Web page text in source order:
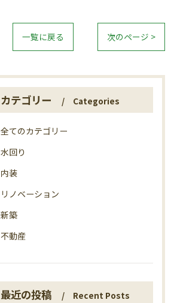
一覧に戻る 次のページ >
カテゴリー Categories
全てのカテゴリー
水回り
内装
リノベーション
新築
不動産
最近の投稿 Recent Posts